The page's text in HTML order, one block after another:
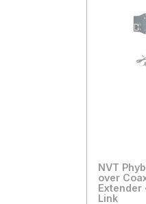
Daten
NVT
over
Extender
Link